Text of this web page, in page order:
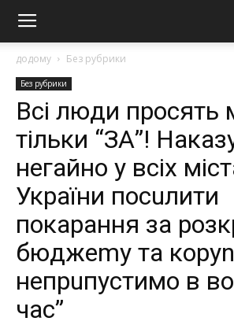
додому Без рубрики
Без рубрики
Всі люди просять
тільки “ЗА”!
негайно у всіх
України посuлити
покарання за
бюджеmу та
непрuпустимо в
час”